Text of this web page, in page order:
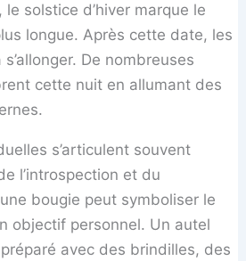
solstice d’hiver marque le
longue. Après cette date, les
De nombreuses
cette nuit en allumant des
s’articulent souvent
l’introspection et du
bougie peut symboliser le
objectif personnel. Un autel
avec des brindilles, des